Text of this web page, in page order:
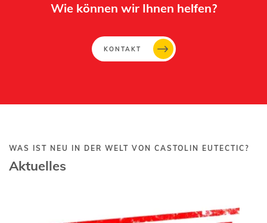
Wie können wir Ihnen helfen?
KONTAKT
WAS IST NEU IN DER WELT VON CASTOLIN EUTECTIC?
Aktuelles